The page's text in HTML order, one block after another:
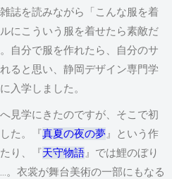
誌を読みながら「こんな服を着
にこういう服を着せたら素敵だ
自分で服を作れたら、自分のサ
ると思い、静岡デザイン専門学
入学しました。
見学にきたのですが、そこで初
た。『真夏の夜の夢』という作
り、『天守物語』では鯉のぼり
。衣裳が舞台美術の一部にもなる